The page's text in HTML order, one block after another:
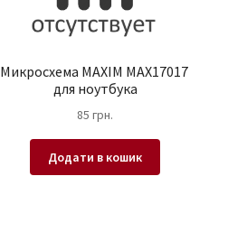
Микросхема MAXIM MAX17017
для ноутбука
85грн.
Додати в кошик